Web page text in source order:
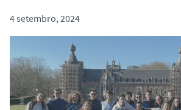
4 setembro, 2024